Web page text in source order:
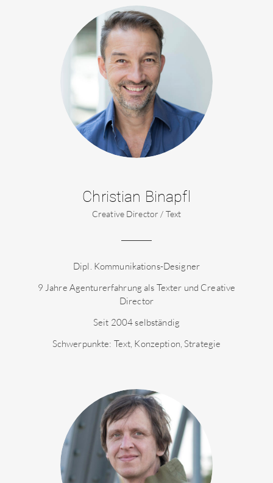
Christian Binapfl
Creative Director / Text
Dipl. Kommunikations-Designer
9 Jahre Agenturerfahrung als Texter und Creative
Director
Seit 2004 selbständig
Schwerpunkte: Text, Konzeption, Strategie